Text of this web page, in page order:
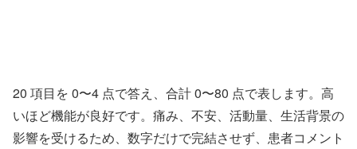
20 項目を 0〜4 点で答え、合計 0〜80 点で表します。高
いほど機能が良好です。痛み、不安、活動量、生活背景の
影響を受けるため、数字だけで完結させず、患者コメント